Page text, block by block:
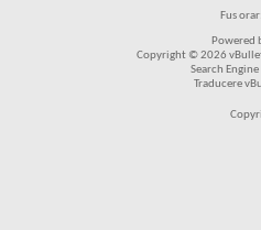
Fus
Powered
Copyright © 2026
Search
Traducere